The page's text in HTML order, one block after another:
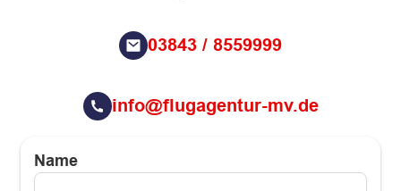
03843 / 8559999
info@flugagentur-mv.de
Name